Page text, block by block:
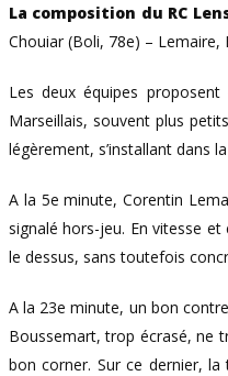
La composition du RC
Chouiar (Boli, 78e) – Lemaire,
Les deux équipes
Marseillais, souvent plus
légèrement, s’installant dans
A la 5e minute, Corentin
signalé hors-jeu. En vitesse et
le dessus, sans toutefois
A la 23e minute, un bon
Boussemart, trop écrasé, ne
bon corner. Sur ce dernier,